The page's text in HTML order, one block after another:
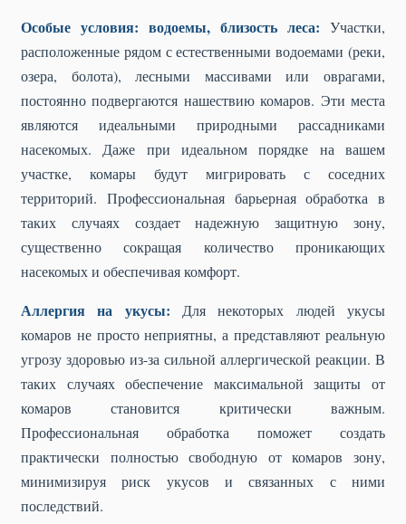
Особые условия: водоемы, близость леса: Участки,
расположенные рядом с естественными водоемами (реки,
озера, болота), лесными массивами или оврагами,
постоянно подвергаются нашествию комаров. Эти места
являются идеальными природными рассадниками
насекомых. Даже при идеальном порядке на вашем
участке, комары будут мигрировать с соседних
территорий. Профессиональная барьерная обработка в
таких случаях создает надежную защитную зону,
существенно сокращая количество проникающих
насекомых и обеспечивая комфорт.
Аллергия на укусы: Для некоторых людей укусы
комаров не просто неприятны, а представляют реальную
угрозу здоровью из-за сильной аллергической реакции. В
таких случаях обеспечение максимальной защиты от
комаров становится критически важным.
Профессиональная обработка поможет создать
практически полностью свободную от комаров зону,
минимизируя риск укусов и связанных с ними
последствий.